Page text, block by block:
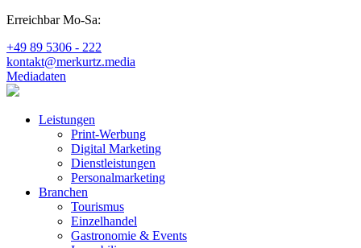
Erreichbar Mo-Sa:
+49 89 5306 - 222
kontakt@merkurtz.media
Mediadaten
Leistungen
Print-Werbung
Digital Marketing
Dienstleistungen
Personalmarketing
Branchen
Tourismus
Einzelhandel
Gastronomie & Events